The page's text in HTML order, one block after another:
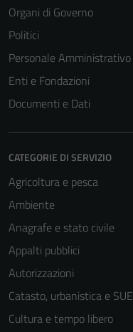
Organi di Governo
Politici
Personale Amministrativo
Enti e Fondazioni
Documenti e Dati
CATEGORIE DI SERVIZIO
Agricoltura e pesca
Ambiente
Anagrafe e stato civile
Appalti pubblici
Autorizzazioni
Catasto, urbanistica e SUE
Cultura e tempo libero